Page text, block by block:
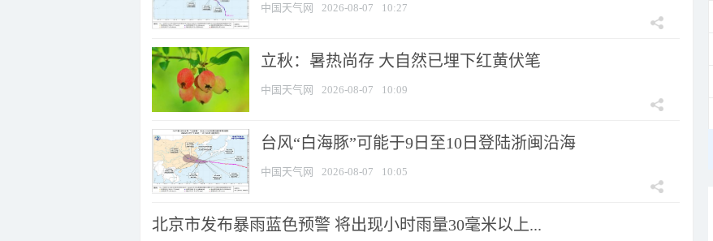
中国天气网 2026-08-07 10:27
立秋：暑热尚存 大自然已埋下红黄伏笔
中国天气网 2026-08-07 10:09
台风“白海豚”可能于9日至10日登陆浙闽沿海
中国天气网 2026-08-07 10:05
北京市发布暴雨蓝色预警 将出现小时雨量30毫米以上...